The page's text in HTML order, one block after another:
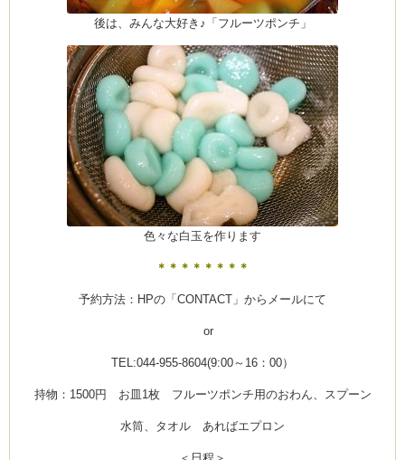
後は、みんな大好き♪「フルーツポンチ」
色々な白玉を作ります
＊＊＊＊＊＊＊＊
予約方法：HPの「CONTACT」からメールにて
or
TEL:044-955-8604(9:00～16：00）
持物：1500円 お皿1枚 フルーツポンチ用のおわん、スプーン
水筒、タオル あればエプロン
＜日程＞